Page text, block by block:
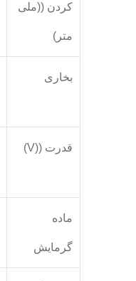
کردن ((ملی
متر)
بخاری
قدرت ((V)
ماده
گرمایش